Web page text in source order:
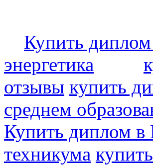
Купить
энергетика
отзывы купить
среднем
Купить диплом в
техникума